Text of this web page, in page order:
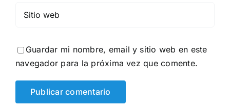
Guardar mi nombre, email y sitio web en este
navegador para la próxima vez que comente.